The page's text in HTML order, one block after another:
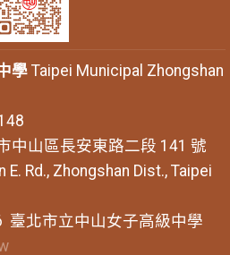
學Taipei Municipal Zhongshan
中山區長安東路二段 141 號
E. Rd., Zhongshan Dist., Taipei
臺北市立中山女子高級中學